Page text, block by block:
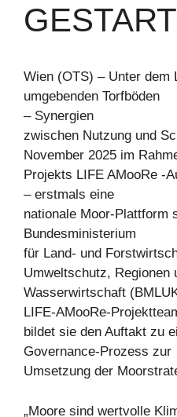
Wien (OTS) – Unter dem
umgebenden Torfböden
– Synergien
zwischen Nutzung und
November 2025 im
Projekts LIFE AMooRe -
– erstmals eine
nationale Moor-Plattform
Bundesministerium
für Land- und
Umweltschutz, Regionen
Wasserwirtschaft
LIFE-AMooRe-
bildet sie den Auftakt zu
Governance-Prozess zur
Umsetzung der
„Moore sind wertvolle